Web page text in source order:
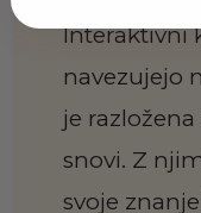
Interaktivni
navezujejo
je
snovi. Z
svoje